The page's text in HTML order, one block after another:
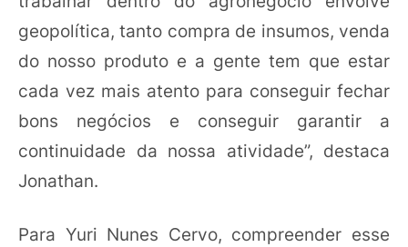
geopolítica, tanto compra de insumos, venda
do nosso produto e a gente tem que estar
cada vez mais atento para conseguir fechar
bons negócios e conseguir garantir a
continuidade da nossa atividade”, destaca
Jonathan.
Para Yuri Nunes Cervo, compreender esse